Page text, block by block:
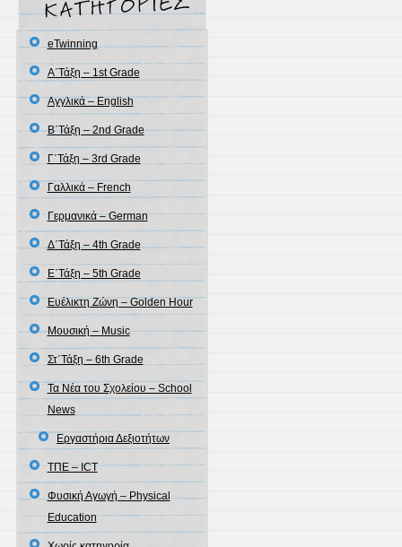
eTwinning
Α΄Τάξη – 1st Grade
Αγγλικά – English
Β΄Τάξη – 2nd Grade
Γ΄Τάξη – 3rd Grade
Γαλλικά – French
Γερμανικά – German
Δ΄Τάξη – 4th Grade
Ε΄Τάξη – 5th Grade
Ευέλικτη Ζώνη – Golden Hour
Μουσική – Music
Στ΄Τάξη – 6th Grade
Τα Νέα του Σχολείου – School
News
Εργαστήρια Δεξιοτήτων
ΤΠΕ – ICT
Φυσική Αγωγή – Physical
Education